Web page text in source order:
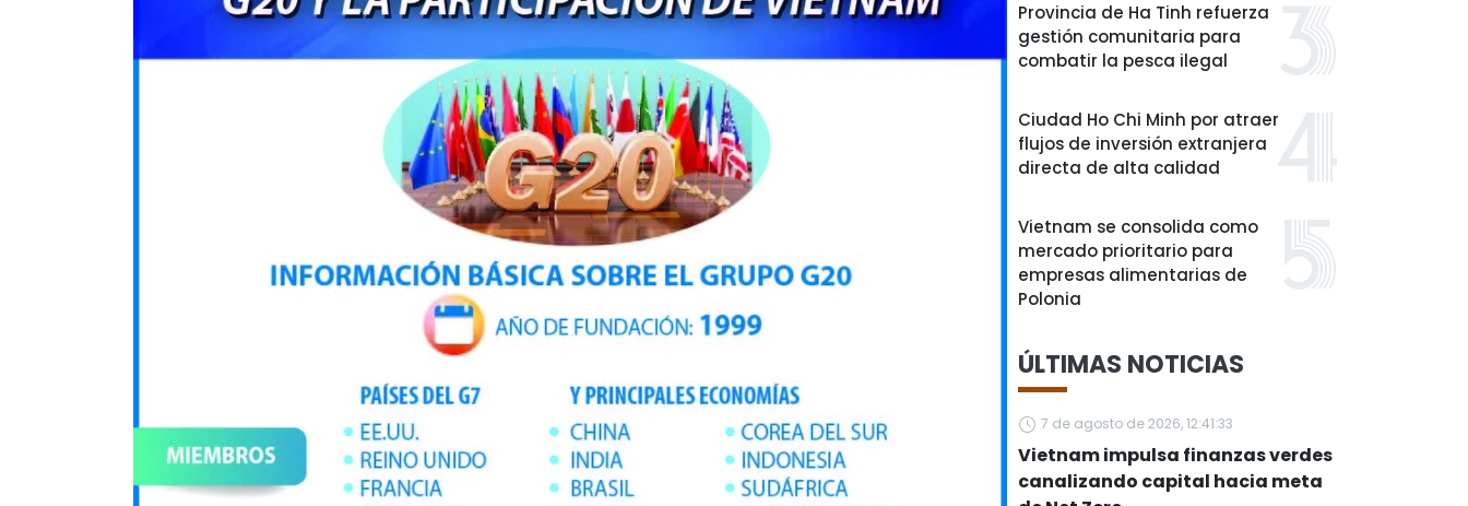
Provincia de Ha Tinh refuerza
gestión comunitaria para
combatir la pesca ilegal
Ciudad Ho Chi Minh por atraer
flujos de inversión extranjera
directa de alta calidad
Vietnam se consolida como
mercado prioritario para
empresas alimentarias de
Polonia
ÚLTIMAS NOTICIAS
7 de agosto de 2026, 12:41:33
Vietnam impulsa finanzas verdes
canalizando capital hacia meta